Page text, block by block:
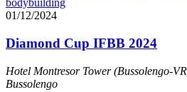
01/12/2024
Diamond Cup IFBB 2024
Hotel Montresor Tower (Bussolengo-
Bussolengo